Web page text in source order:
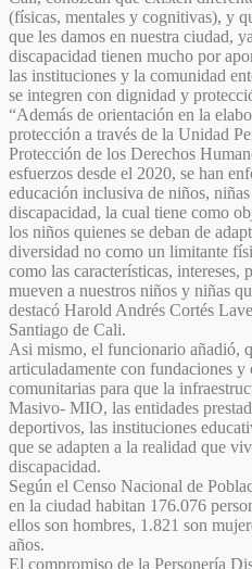
(físicas, mentales y cognitivas), y
que les damos en nuestra ciudad,
discapacidad tienen mucho por
las instituciones y la comunidad
se integren con dignidad y
“Además de orientación en la
protección a través de la Unidad
Protección de los Derechos
esfuerzos desde el 2020, se han
educación inclusiva de niños,
discapacidad, la cual tiene como
los niños quienes se deban de
diversidad no como un limitante
como las características, intereses,
mueven a nuestros niños y niñas
destacó Harold Andrés Cortés
Santiago de Cali.
Asi mismo, el funcionario añadió,
articuladamente con fundaciones y
comunitarias para que la
Masivo- MIO, las entidades
deportivos, las instituciones
que se adapten a la realidad que
discapacidad.
Según el Censo Nacional de
en la ciudad habitan 176.076
ellos son hombres, 1.821 son
años.
El compromiso de la Personería